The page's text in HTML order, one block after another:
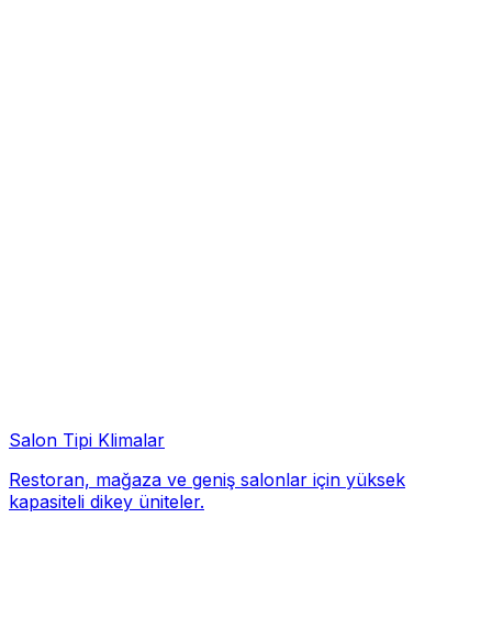
Salon Tipi Klimalar
Restoran, mağaza ve geniş salonlar için yüksek
kapasiteli dikey üniteler.